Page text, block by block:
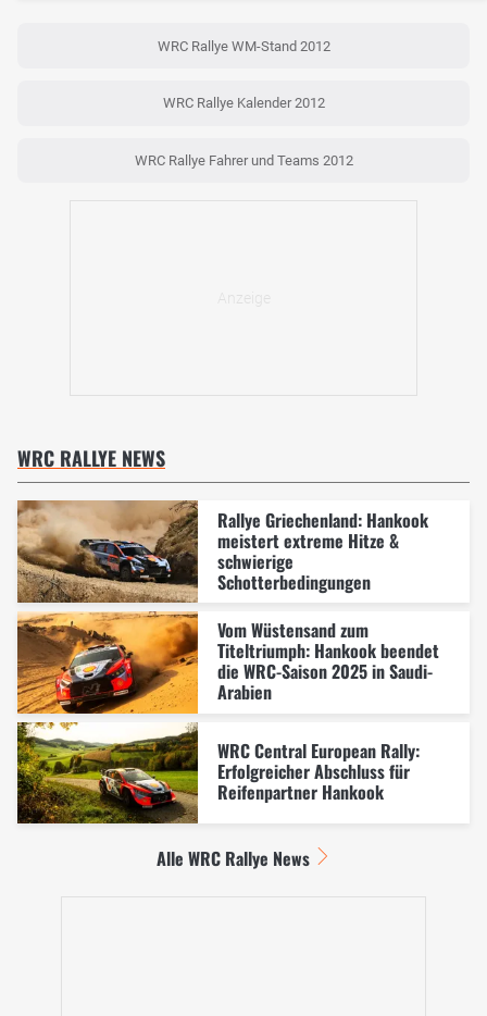
WRC Rallye WM-Stand 2012
WRC Rallye Kalender 2012
WRC Rallye Fahrer und Teams 2012
WRC RALLYE NEWS
Rallye Griechenland: Hankook
meistert extreme Hitze &
schwierige
Schotterbedingungen
Vom Wüstensand zum
Titeltriumph: Hankook beendet
die WRC-Saison 2025 in Saudi-
Arabien
WRC Central European Rally:
Erfolgreicher Abschluss für
Reifenpartner Hankook
Alle WRC Rallye News